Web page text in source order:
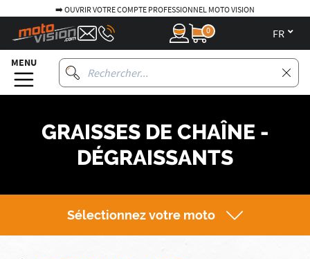
➡️ OUVRIR VOTRE COMPTE PROFESSIONNEL MOTO VISION
0
MENU
GRAISSES DE CHAÎNE -
DÉGRAISSANTS
Sélectionnez votre moto